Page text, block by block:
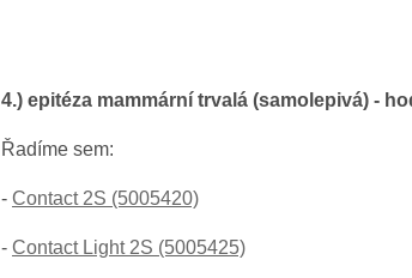
4.) epitéza mammární trvalá (samolepivá) -
Řadíme sem:
- Contact 2S (5005420)
- Contact Light 2S (5005425)